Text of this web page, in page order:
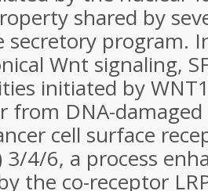
shared by
secretory program.
Wnt signaling,
initiated by
from DNA-
cell surface
3/4/6, a process
the co-receptor